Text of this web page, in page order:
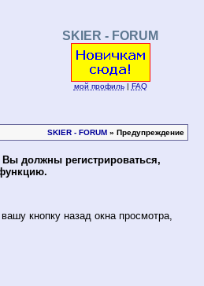
SKIER - FORUM
мой профиль| FAQ
SKIER - FORUM » Предупреждение
должны регистрироваться,
кнопку назад окна просмотра,